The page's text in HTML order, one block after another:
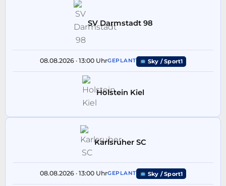
SV Darmstadt 98
08.08.2026 · 13:00 UhrGEPLANT Sky / Sport1
Holstein Kiel
Karlsruher SC
08.08.2026 · 13:00 UhrGEPLANT Sky / Sport1